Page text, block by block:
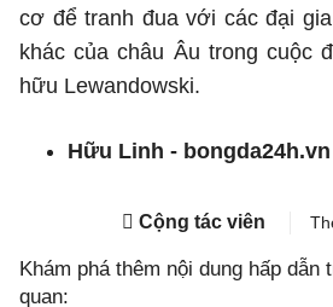
cơ để tranh đua với các đại
khác của châu Âu trong cuộc
hữu Lewandowski.
Hữu Linh - bongda24h.vn
Cộng tác viên
Khám phá thêm nội dung hấp dẫn
quan: